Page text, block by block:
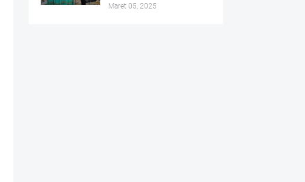
Maret 05, 2025